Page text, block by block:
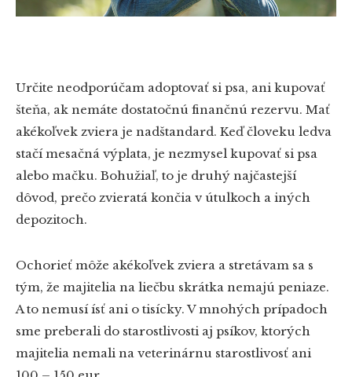
Určite neodporúčam adoptovať si psa, ani kupovať
šteňa, ak nemáte dostatočnú finančnú rezervu. Mať
akékoľvek zviera je nadštandard. Keď človeku ledva
stačí mesačná výplata, je nezmysel kupovať si psa
alebo mačku. Bohužiaľ, to je druhý najčastejší
dôvod, prečo zvieratá končia v útulkoch a iných
depozitoch.
Ochorieť môže akékoľvek zviera a stretávam sa s
tým, že majitelia na liečbu skrátka nemajú peniaze.
A to nemusí ísť ani o tisícky. V mnohých prípadoch
sme preberali do starostlivosti aj psíkov, ktorých
majitelia nemali na veterinárnu starostlivosť ani